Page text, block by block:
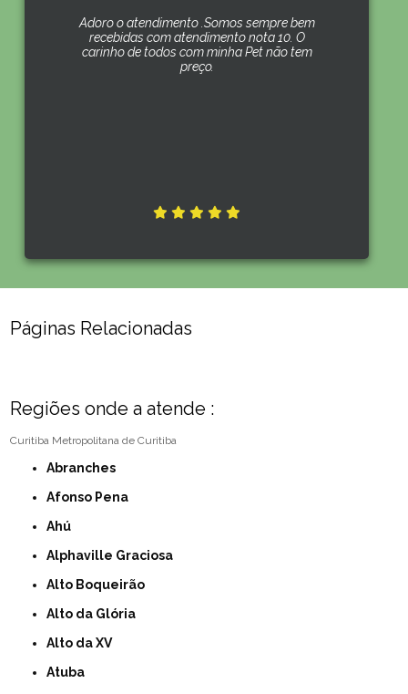
Adoro o atendimento .Somos sempre bem
recebidas com atendimento nota 10. O
carinho de todos com minha Pet não tem
preço.
Páginas Relacionadas
Regiões onde a atende :
Curitiba Metropolitana de Curitiba
Abranches
Afonso Pena
Ahú
Alphaville Graciosa
Alto Boqueirão
Alto da Glória
Alto da XV
Atuba